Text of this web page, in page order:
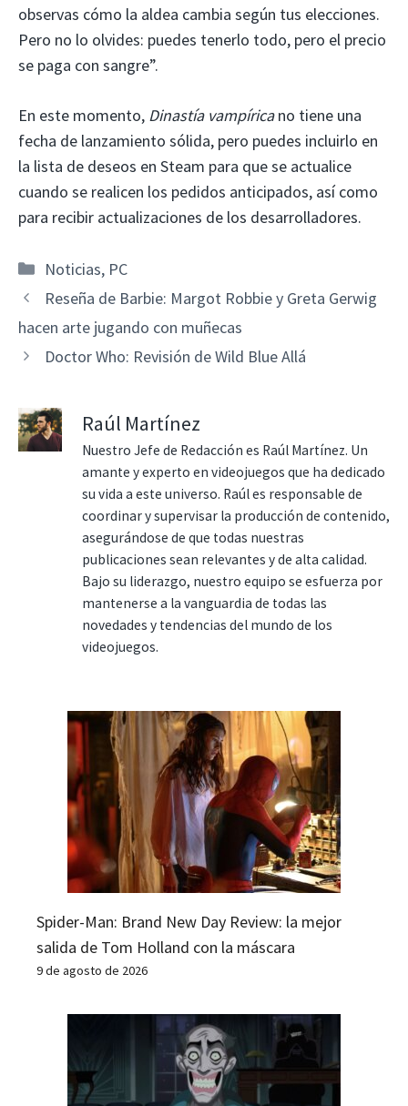
observas cómo la aldea cambia según tus elecciones.
Pero no lo olvides: puedes tenerlo todo, pero el precio
se paga con sangre”.
En este momento, Dinastía vampíricano tiene una
fecha de lanzamiento sólida, pero puedes incluirlo en
la lista de deseos en Steam para que se actualice
cuando se realicen los pedidos anticipados, así como
para recibir actualizaciones de los desarrolladores.
Categorías
Noticias, PC
Reseña de Barbie: Margot Robbie y Greta Gerwig
hacen arte jugando con muñecas
Doctor Who: Revisión de Wild Blue Allá
Raúl Martínez
Nuestro Jefe de Redacción es Raúl Martínez. Un
amante y experto en videojuegos que ha dedicado
su vida a este universo. Raúl es responsable de
coordinar y supervisar la producción de contenido,
asegurándose de que todas nuestras
publicaciones sean relevantes y de alta calidad.
Bajo su liderazgo, nuestro equipo se esfuerza por
mantenerse a la vanguardia de todas las
novedades y tendencias del mundo de los
videojuegos.
Spider-Man: Brand New Day Review: la mejor
salida de Tom Holland con la máscara
9 de agosto de 2026